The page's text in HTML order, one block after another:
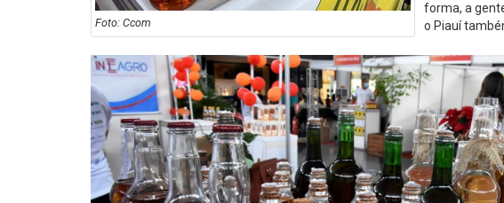
Foto: Ccom
forma, a
o Piauí